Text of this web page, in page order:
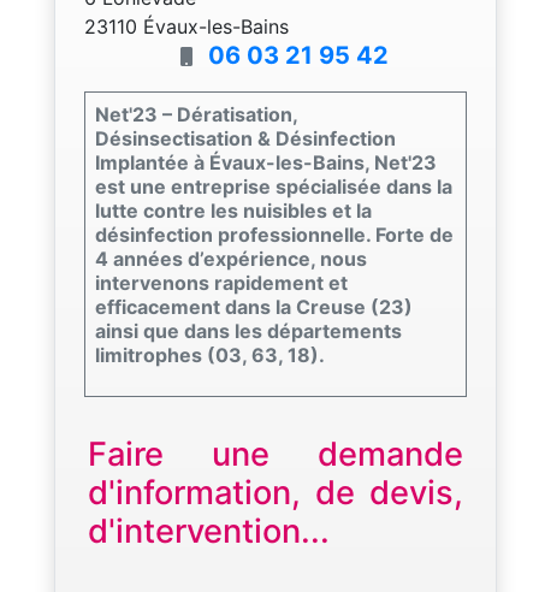
23110 Évaux-les-Bains
06 03 21 95 42
Net'23 – Dératisation,
Désinsectisation & Désinfection
Implantée à Évaux-les-Bains, Net'23
est une entreprise spécialisée dans la
lutte contre les nuisibles et la
désinfection professionnelle. Forte de
4 années d’expérience, nous
intervenons rapidement et
efficacement dans la Creuse (23)
ainsi que dans les départements
limitrophes (03, 63, 18).
Faire une demande
d'information, de devis,
d'intervention...